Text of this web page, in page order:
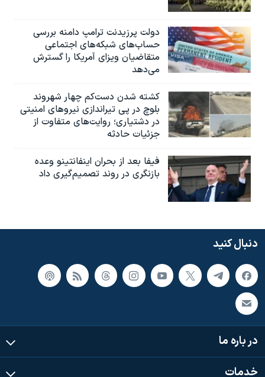
دولت پرزیدنت ترامپ دامنه بررسی
حساب‌های شبکه‌های اجتماعی
متقاضیان ویزای آمریکا را گسترش
می‌دهد
کشته شدن دست‌کم چهار شهروند
بلوچ در پی تیراندازی نیروهای امنیتی
در دشتیاری؛ روایت‌های متفاوت از
جزئیات حادثه
فیفا بعد از بحران اینفانتینو وعده
بازنگری در روند تصمیم‌گیری داد
دنبال کنید
در باره ما
خدمات